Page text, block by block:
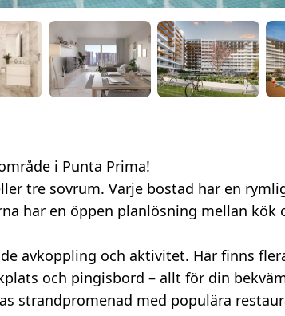
i Punta Prima!
tre sovrum. Varje bostad har en
har en öppen planlösning mellan kök
avkoppling och aktivitet. Här finns
och pingisbord – allt för din
strandpromenad med populära